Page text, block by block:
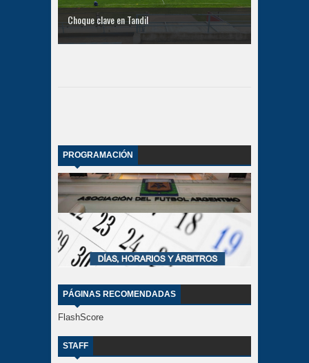
Choque clave en Tandil
PROGRAMACIÓN
PÁGINAS RECOMENDADAS
FlashScore
STAFF